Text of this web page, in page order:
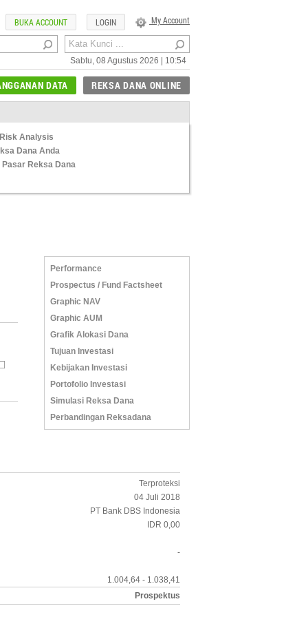
Sabtu, 08 Agustus 2026 | 10:54
My Account
LOGIN
BUKA ACCOUNT
REKSA DANA ONLINE
DATA
Analysis
Dana Anda
Pasar Reksa Dana
Performance
Prospectus / Fund Factsheet
Graphic NAV
Graphic AUM
Grafik Alokasi Dana
Tujuan Investasi
Kebijakan Investasi
Portofolio Investasi
Simulasi Reksa Dana
Perbandingan Reksadana
Terproteksi
04 Juli 2018
PT Bank DBS Indonesia
IDR 0,00
-
1.004,64 - 1.038,41
Prospektus